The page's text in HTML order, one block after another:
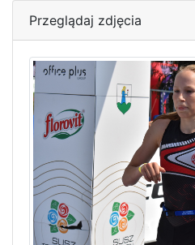
Przeglądaj zdjęcia